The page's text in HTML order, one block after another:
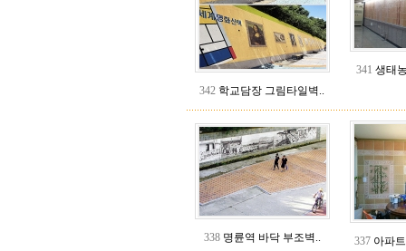
342 학교담장 그림타일벽..
341 생태
338 명륜역 바닥 부조벽.. 337 아파